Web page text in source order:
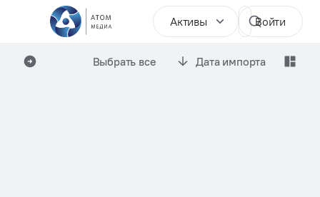
Активы Войти
Выбрать все Дата импорта